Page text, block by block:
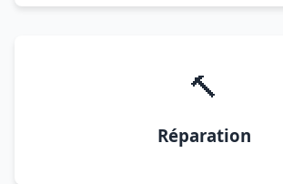
🔨
Réparation